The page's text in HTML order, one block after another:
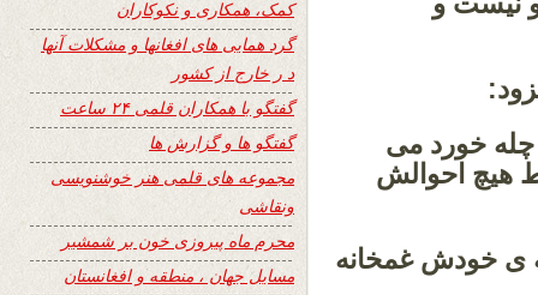
چله خورد می
هیچ احوالش
ی خودش غمخانه
کمک، همکاری و نکوکاران
گرد همایی های افغانها و مشکلات آنها
د ر خارج از کشور
گفتگو با همکاران قلمی ۲۴ ساعت
گفتگو ها و گزارش ها
مجموعه های قلمی هنر خوشنویسی
ونقاشی
محرم ماه پیروزی خون بر شمشیر
مسایل جهان ، منطقه و افغانستان